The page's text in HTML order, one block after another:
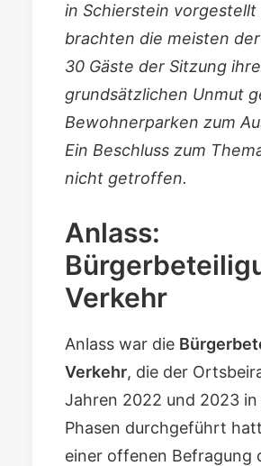
in Schierstein vorgestellt
brachten die meisten
30 Gäste der Sitzung
grundsätzlichen Unmut
Bewohnerparken zum
Ein Beschluss zum
nicht getroffen.
Anlass:
Verkehr
Anlass war die
Verkehr, die der
Jahren 2022 und 2023 in
Phasen durchgeführt
einer offenen Befragung